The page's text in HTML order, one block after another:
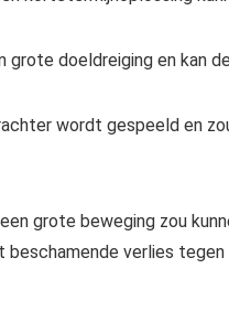
grote doeldreiging en kan
wordt gespeeld en
grote beweging zou
beschamende verlies